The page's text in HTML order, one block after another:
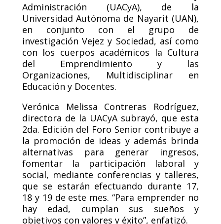
Administración (UACyA), de la
Universidad Autónoma de Nayarit (UAN),
en conjunto con el grupo de
investigación Vejez y Sociedad, así como
con los cuerpos académicos la Cultura
del Emprendimiento y las
Organizaciones, Multidisciplinar en
Educación y Docentes.
Verónica Melissa Contreras Rodríguez,
directora de la UACyA subrayó, que esta
2da. Edición del Foro Senior contribuye a
la promoción de ideas y además brinda
alternativas para generar ingresos,
fomentar la participación laboral y
social, mediante conferencias y talleres,
que se estarán efectuando durante 17,
18 y 19 de este mes. “Para emprender no
hay edad, cumplan sus sueños y
objetivos con valores y éxito”, enfatizó.